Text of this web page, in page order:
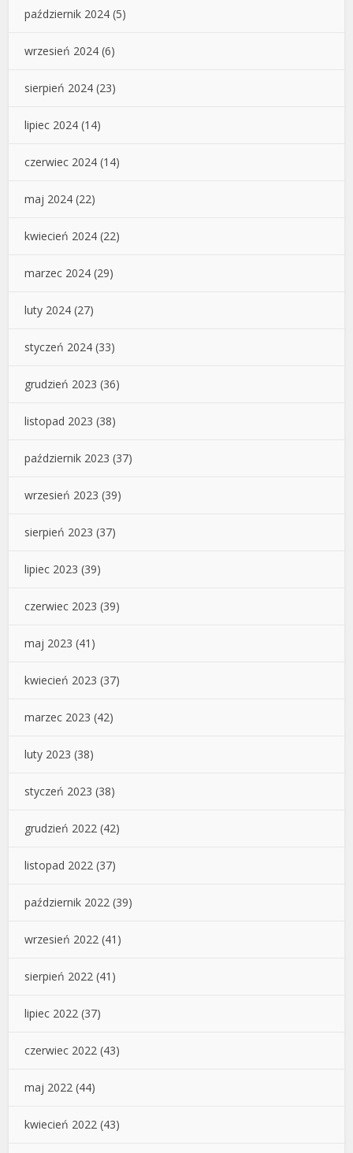
październik 2024 (5)
wrzesień 2024 (6)
sierpień 2024 (23)
lipiec 2024 (14)
czerwiec 2024 (14)
maj 2024 (22)
kwiecień 2024 (22)
marzec 2024 (29)
luty 2024 (27)
styczeń 2024 (33)
grudzień 2023 (36)
listopad 2023 (38)
październik 2023 (37)
wrzesień 2023 (39)
sierpień 2023 (37)
lipiec 2023 (39)
czerwiec 2023 (39)
maj 2023 (41)
kwiecień 2023 (37)
marzec 2023 (42)
luty 2023 (38)
styczeń 2023 (38)
grudzień 2022 (42)
listopad 2022 (37)
październik 2022 (39)
wrzesień 2022 (41)
sierpień 2022 (41)
lipiec 2022 (37)
czerwiec 2022 (43)
maj 2022 (44)
kwiecień 2022 (43)